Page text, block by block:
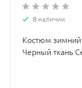
В наличии
Костюм
Черный ткань